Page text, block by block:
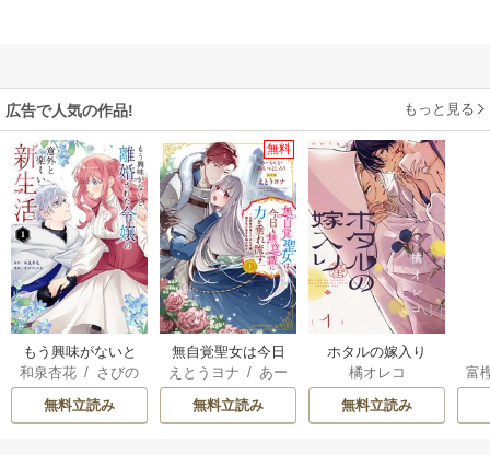
広告で人気の作品! もっと見る
もう興味がないと
離婚された令嬢の
意外と楽しい新生
活
和泉杏花 / さびの
ぶち
無料立読み
無料
無自覚聖女は今日
も無意識に力を垂
れ流す ～公爵家
の落ちこぼれ令
えとうヨナ /あー
もんど/ あんべよ
しろう
無料立読み
ホタルの嫁入り
橘オレコ
無料立読み
富